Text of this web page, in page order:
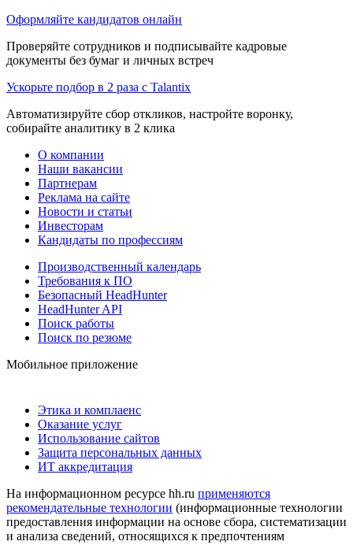
Оформляйте кандидатов онлайн
Проверяйте сотрудников и подписывайте кадровые
документы без бумаг и личных встреч
Ускорьте подбор в 2 раза с Talantix
Автоматизируйте сбор откликов, настройте воронку,
собирайте аналитику в 2 клика
О компании
Наши вакансии
Партнерам
Реклама на сайте
Новости и статьи
Инвесторам
Кандидаты по профессиям
Производственный календарь
Требования к ПО
Безопасный HeadHunter
HeadHunter API
Поиск работы
Поиск по резюме
Мобильное приложение
Этика и комплаенс
Оказание услуг
Использование сайтов
Защита персональных данных
ИТ аккредитация
На информационном ресурсе hh.ru применяются
рекомендательные технологии (информационные технологии
предоставления информации на основе сбора, систематизации
и анализа сведений, относящихся к предпочтениям